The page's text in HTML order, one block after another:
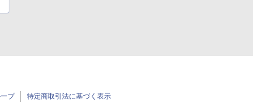
プ 特定商取引法に基づく表示